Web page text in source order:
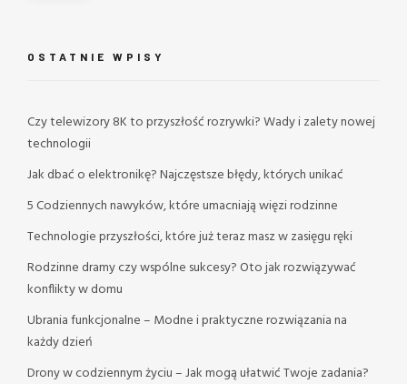
OSTATNIE WPISY
Czy telewizory 8K to przyszłość rozrywki? Wady i zalety nowej
technologii
Jak dbać o elektronikę? Najczęstsze błędy, których unikać
5 Codziennych nawyków, które umacniają więzi rodzinne
Technologie przyszłości, które już teraz masz w zasięgu ręki
Rodzinne dramy czy wspólne sukcesy? Oto jak rozwiązywać
konflikty w domu
Ubrania funkcjonalne – Modne i praktyczne rozwiązania na
każdy dzień
Drony w codziennym życiu – Jak mogą ułatwić Twoje zadania?